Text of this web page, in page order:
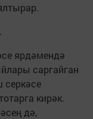
ярдәмендә
саргайган
серкәсе
кирәк.
дә,